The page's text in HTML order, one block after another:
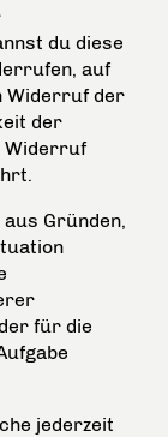
du diese
auf
Widerruf der
der
Widerruf
Gründen,
für die
jederzeit